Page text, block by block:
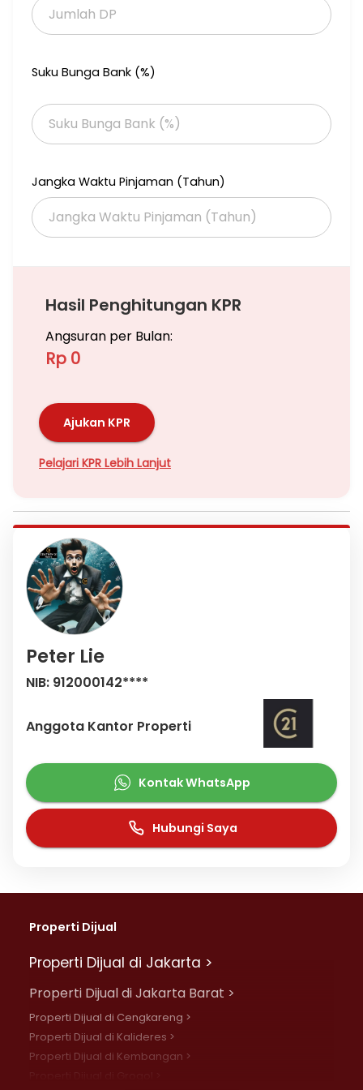
Suku Bunga Bank (%)
Jangka Waktu Pinjaman (Tahun)
Hasil Penghitungan KPR
Angsuran per Bulan:
Rp 0
Ajukan KPR
Pelajari KPR Lebih Lanjut
Peter Lie
NIB: 912000142****
Anggota Kantor Properti
Kontak WhatsApp
Hubungi Saya
Properti Dijual
Properti Dijual di Jakarta >
Properti Dijual di Jakarta Barat >
Properti Dijual di Cengkareng >
Properti Dijual di Kalideres >
Properti Dijual di Kembangan >